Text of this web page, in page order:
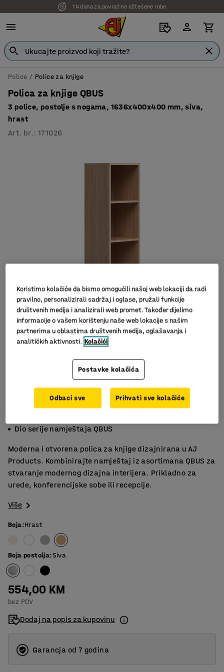
7 godina garancije
Police Police za knjige
Polica za knjige QBUS
3 police, postolje s nogama, 1636x400x400 mm, siva,
hrast
Art. br. :171026
Podesive police
Dio serije namještaja QBUS
Moderna i otvorena polica za knjige dizajnirana u AJ
Products. Kombinirajte namještaj iz asortimana QBUS za
stvaranje modernog dizajna interijera. Prikladno za
urede, konferencijske sobe ili recepcije.
Više
Boja:Hrast
Boja postolja:Siva
554,00 KM
bez PDV
Dodaj na popis za kupovinu
Garancja od 7 godina
Koristimo kolačiće da bismo omogućili našoj web lokaciji da radi
pravilno, personalizirali sadržaj i oglase, pružali funkcije
društvenih medija i analizirali web promet. Također dijelimo
informacije o vašem korištenju naše web lokacije s našim
partnerima u oblastima društvenih medija, oglašavanja i
analitičkih aktivnosti. Kolačići
Postavke kolačića
Odbaci sve Prihvati sve kolačiće